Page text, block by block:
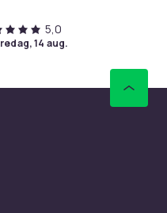
5,0
fredag, 14 aug.